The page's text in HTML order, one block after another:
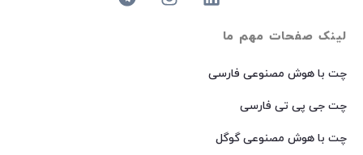
لینک صفحات مهم ما
چت با هوش مصنوعی فارسی
چت جی پی تی فارسی
چت با هوش مصنوعی گوگل